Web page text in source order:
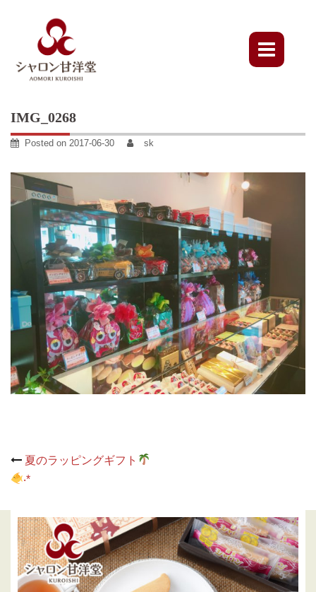
IMG_0268
Posted on 2017-06-30 sk
Post
navigation
夏のラッピングギフト
‪‧*‬